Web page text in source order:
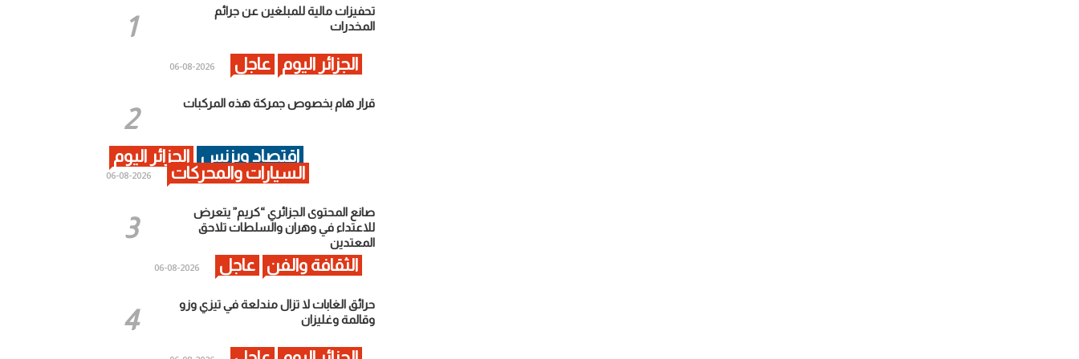
تحفيزات مالية للمبلغين عن جرائم
المخدرات
الجزائر اليوم عاجل 2026-08-06
قرار هام بخصوص جمركة هذه المركبات
اقتصاد وبزنس
الجزائر اليوم
السيارات والمحركات
2026-08-06
صانع المحتوى الجزائري “كريم” يتعرض
للاعتداء في وهران والسلطات تلاحق
المعتدين
الثقافة والفن عاجل 2026-08-06
حرائق الغابات لا تزال مندلعة في تيزي وزو
وقالمة وغليزان